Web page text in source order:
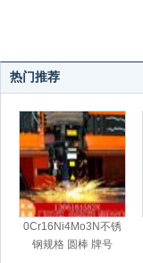
热门推荐
0Cr16Ni4Mo3N不锈
钢规格 圆棒 牌号